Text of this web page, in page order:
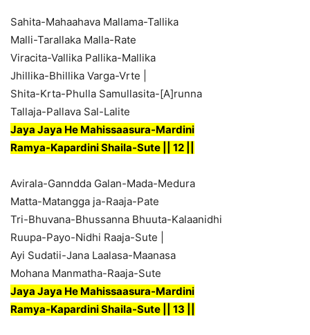
Sahita-Mahaahava Mallama-Tallika
Malli-Tarallaka Malla-Rate
Viracita-Vallika Pallika-Mallika
Jhillika-Bhillika Varga-Vrte |
Shita-Krta-Phulla Samullasita-[A]runna
Tallaja-Pallava Sal-Lalite
Jaya Jaya He Mahissaasura-Mardini
Ramya-Kapardini Shaila-Sute || 12 ||
Avirala-Ganndda Galan-Mada-Medura
Matta-Matangga ja-Raaja-Pate
Tri-Bhuvana-Bhussanna Bhuuta-Kalaanidhi
Ruupa-Payo-Nidhi Raaja-Sute |
Ayi Sudatii-Jana Laalasa-Maanasa
Mohana Manmatha-Raaja-Sute
Jaya Jaya He Mahissaasura-Mardini
Ramya-Kapardini Shaila-Sute || 13 ||